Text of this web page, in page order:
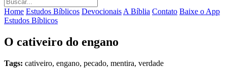
Home Estudos Bíblicos Devocionais A Bíblia Contato Baixe o App
Estudos Bíblicos
O cativeiro do engano
Tags: cativeiro, engano, pecado, mentira, verdade